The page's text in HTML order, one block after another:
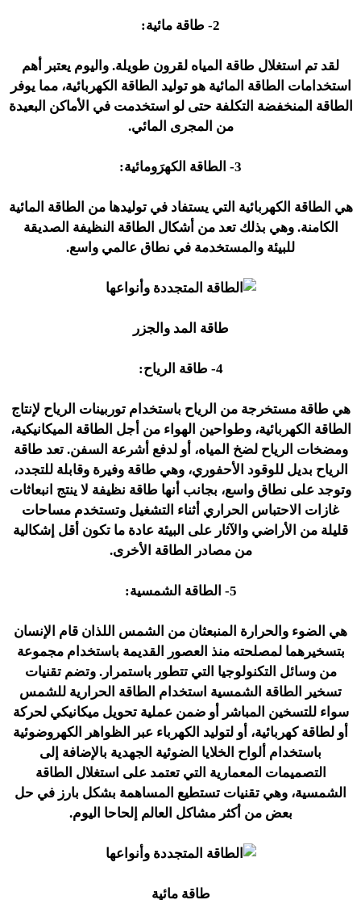
2- طاقة مائية:
لقد تم استغلال طاقة المياه لقرون طويلة. واليوم يعتبر أهم
استخدامات الطاقة المائية هو توليد الطاقة الكهربائية، مما يوفر
الطاقة المنخفضة التكلفة حتى لو استخدمت في الأماكن البعيدة
من المجرى المائي.
3- الطاقة الكهرَومائية:
هي الطاقة الكهربائية التي يستفاد في توليدها من الطاقة المائية
الكامنة. وهي بذلك تعد من أشكال الطاقة النظيفة الصديقة
للبيئة والمستخدمة في نطاق عالمي واسع.
طاقة المد والجزر
4- طاقة الرياح:
هي طاقة مستخرجة من الرياح باستخدام توربينات الرياح لإنتاج
الطاقة الكهربائية، وطواحين الهواء من أجل الطاقة الميكانيكية،
ومضخات الرياح لضخ المياه، أو لدفع أشرعة السفن. تعد طاقة
الرياح بديل للوقود الأحفوري، وهي طاقة وفيرة وقابلة للتجدد،
وتوجد على نطاق واسع، بجانب أنها طاقة نظيفة لا ينتج انبعاثات
غازات الاحتباس الحراري أثناء التشغيل وتستخدم مساحات
قليلة من الأراضي والآثار على البيئة عادة ما تكون أقل إشكالية
من مصادر الطاقة الأخرى.
5- الطاقة الشمسية:
هي الضوء والحرارة المنبعثان من الشمس اللذان قام الإنسان
بتسخيرهما لمصلحته منذ العصور القديمة باستخدام مجموعة
من وسائل التكنولوجيا التي تتطور باستمرار. وتضم تقنيات
تسخير الطاقة الشمسية استخدام الطاقة الحرارية للشمس
سواء للتسخين المباشر أو ضمن عملية تحويل ميكانيكي لحركة
أو لطاقة كهربائية، أو لتوليد الكهرباء عبر الظواهر الكهروضوئية
باستخدام ألواح الخلايا الضوئية الجهدية بالإضافة إلى
التصميمات المعمارية التي تعتمد على استغلال الطاقة
الشمسية، وهي تقنيات تستطيع المساهمة بشكل بارز في حل
بعض من أكثر مشاكل العالم إلحاحا اليوم.
طاقة مائية